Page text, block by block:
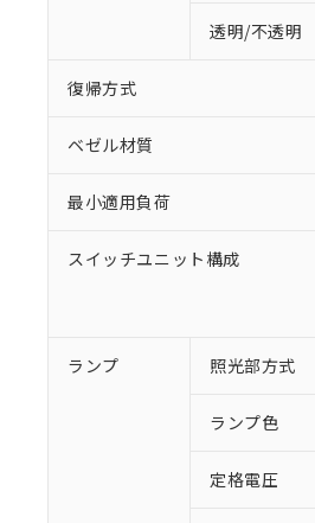
透明/不透明
復帰方式
ベゼル材質
最小適用負荷
スイッチユニット構成
ランプ 照光部方式
ランプ色
定格電圧